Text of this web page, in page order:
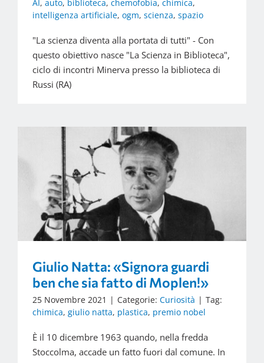
AI, auto, biblioteca, chemofobia, chimica,
intelligenza artificiale, ogm, scienza, spazio
"La scienza diventa alla portata di tutti" - Con
questo obiettivo nasce "La Scienza in Biblioteca",
ciclo di incontri Minerva presso la biblioteca di
Russi (RA)
Giulio Natta: «Signora guardi
ben che sia fatto di Moplen!»
25 Novembre 2021 | Categorie: Curiosità | Tag:
chimica, giulio natta, plastica, premio nobel
È il 10 dicembre 1963 quando, nella fredda
Stoccolma, accade un fatto fuori dal comune. In